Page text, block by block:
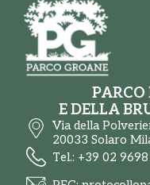
PARCO
E DELLA
Via della
20033 Solaro
Tel.: +39 02